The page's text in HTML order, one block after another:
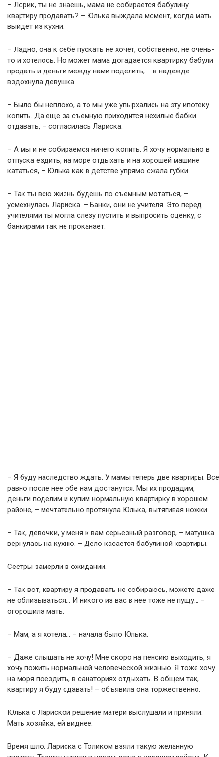
– Лорик, ты не знаешь, мама не собирается бабулину
квартиру продавать? – Юлька выждала момент, когда мать
выйдет из кухни.
– Ладно, она к себе пускать не хочет, собственно, не очень-
то и хотелось. Но может мама догадается квартирку бабули
продать и деньги между нами поделить, – в надежде
вздохнула девушка.
– Было бы неплохо, а то мы уже упырхались на эту ипотеку
копить. Да еще за съемную приходится нехилые бабки
отдавать, – согласилась Лариска.
– А мы и не собираемся ничего копить. Я хочу нормально в
отпуска ездить, на море отдыхать и на хорошей машине
кататься, – Юлька как в детстве упрямо сжала губки.
– Так ты всю жизнь будешь по съемным мотаться, –
усмехнулась Лариска. – Банки, они не учителя. Это перед
учителями ты могла слезу пустить и выпросить оценку, с
банкирами так не проканает.
– Я буду наследство ждать. У мамы теперь две квартиры. Все
равно после нее обе нам достанутся. Мы их продадим,
деньги поделим и купим нормальную квартирку в хорошем
районе, – мечтательно протянула Юлька, вытягивая ножки.
– Так, девочки, у меня к вам серьезный разговор, – матушка
вернулась на кухню. – Дело касается бабулиной квартиры.
Сестры замерли в ожидании.
– Так вот, квартиру я продавать не собираюсь, можете даже
не облизываться… И никого из вас в нее тоже не пущу… –
огорошила мать.
– Мам, а я хотела… – начала было Юлька.
– Даже слышать не хочу! Мне скоро на пенсию выходить, я
хочу пожить нормальной человеческой жизнью. Я тоже хочу
на моря поездить, в санаториях отдыхать. В общем так,
квартиру я буду сдавать! – объявила она торжественно.
Юлька с Лариской решение матери выслушали и приняли.
Мать хозяйка, ей виднее.
Время шло. Лариска с Толиком взяли такую желанную